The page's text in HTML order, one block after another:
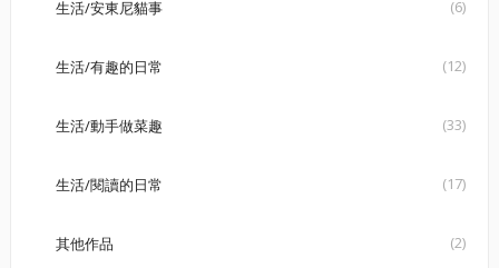
生活/安東尼貓事 (6)
生活/有趣的日常 (12)
生活/動手做菜趣 (33)
生活/閱讀的日常 (17)
其他作品 (2)